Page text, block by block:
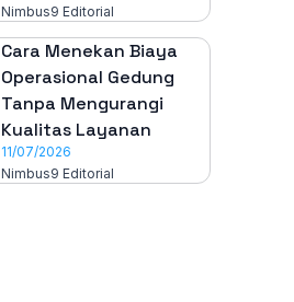
Nimbus9 Editorial
Cara Menekan Biaya
Operasional Gedung
Tanpa Mengurangi
Kualitas Layanan
11/07/2026
Nimbus9 Editorial